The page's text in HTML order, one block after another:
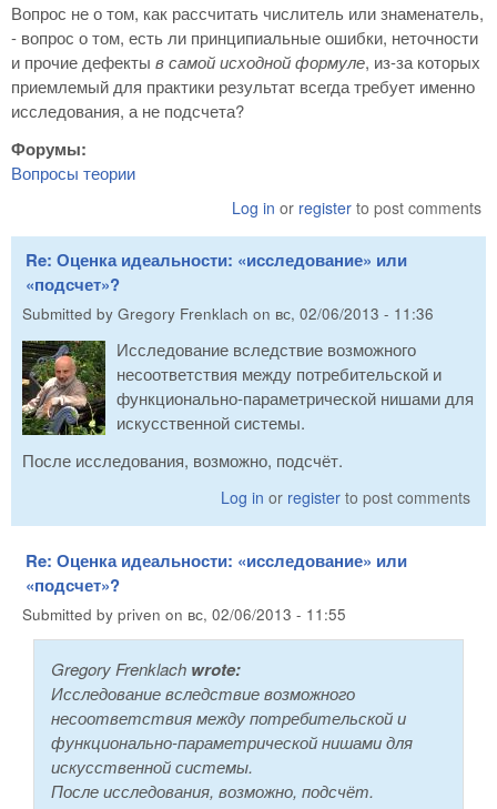
Вопрос не о том, как рассчитать числитель или знаменатель,
- вопрос о том, есть ли принципиальные ошибки, неточности
и прочие дефекты в самой исходной формуле, из-за которых
приемлемый для практики результат всегда требует именно
исследования, а не подсчета?
Форумы:
Вопросы теории
Log in or register to post comments
Re: Оценка идеальности: «исследование» или
«подсчет»?
Submitted by Gregory Frenklach on вс, 02/06/2013 - 11:36
Исследование вследствие возможного
несоответствия между потребительской и
функционально-параметрической нишами для
искусственной системы.
После исследования, возможно, подсчёт.
Log in or register to post comments
Re: Оценка идеальности: «исследование» или
«подсчет»?
Submitted by priven on вс, 02/06/2013 - 11:55
Gregory Frenklach wrote:
Исследование вследствие возможного
несоответствия между потребительской и
функционально-параметрической нишами для
искусственной системы.
После исследования, возможно, подсчёт.